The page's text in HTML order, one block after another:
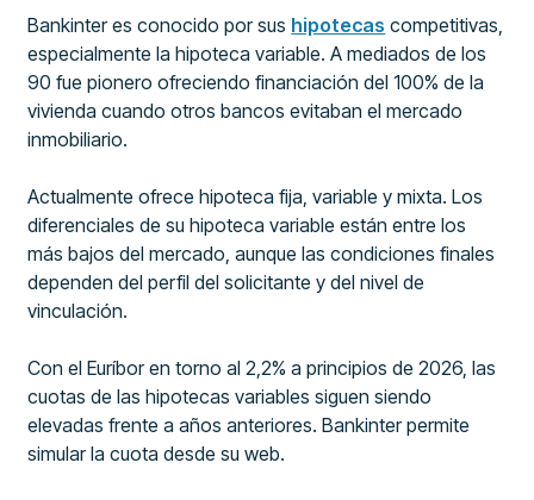
Bankinter es conocido por sus hipotecas competitivas,
especialmente la hipoteca variable. A mediados de los
90 fue pionero ofreciendo financiación del 100% de la
vivienda cuando otros bancos evitaban el mercado
inmobiliario.
Actualmente ofrece hipoteca fija, variable y mixta. Los
diferenciales de su hipoteca variable están entre los
más bajos del mercado, aunque las condiciones finales
dependen del perfil del solicitante y del nivel de
vinculación.
Con el Euríbor en torno al 2,2% a principios de 2026, las
cuotas de las hipotecas variables siguen siendo
elevadas frente a años anteriores. Bankinter permite
simular la cuota desde su web.